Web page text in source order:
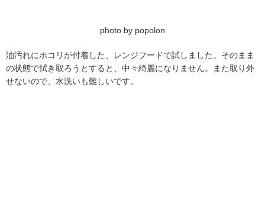
photo by popolon
油汚れにホコリが付着した、レンジフードで試しました。そのまま
の状態で拭き取ろうとすると、中々綺麗になりません。また取り外
せないので、水洗いも難しいです。